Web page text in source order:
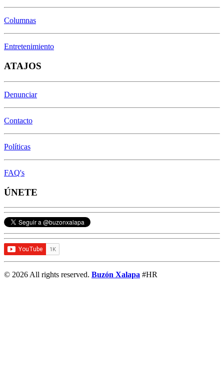
Columnas
Entretenimiento
ATAJOS
Denunciar
Contacto
Políticas
FAQ's
ÚNETE
© 2026 All rights reserved. Buzón Xalapa #HR